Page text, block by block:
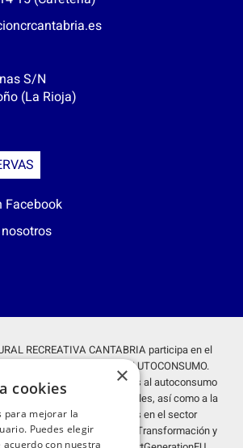
S/N
(La Rioja)
Facebook
RECREATIVA CANTABRIA participa en el
FOTOVOLTÁICA PARA AUTOCONSUMO.
programa de incentivos ligados al autoconsumo
fuentes de energía renovables, así como a la
térmicos renovables en el sector
del Plan de Recuperación, Transformación y
×
cookies
para mejorar la
Puedes elegir
con nuestra